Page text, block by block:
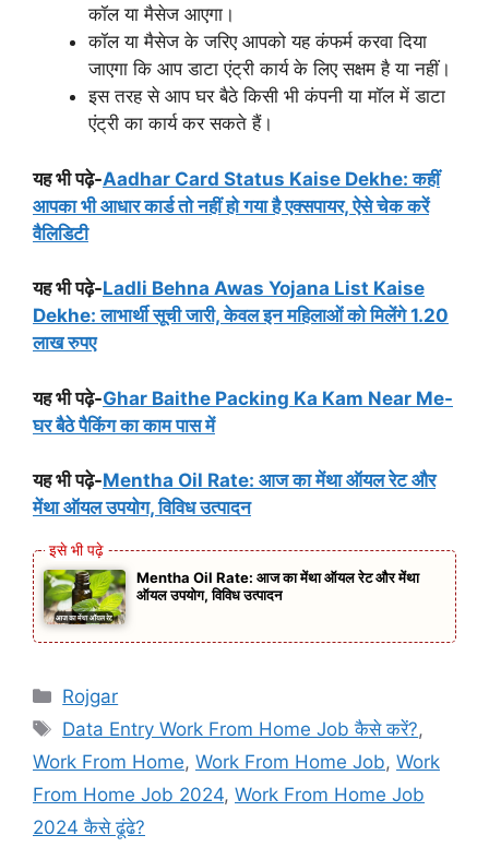
कॉल या मैसेज आएगा।
कॉल या मैसेज के जरिए आपको यह कंफर्म करवा दिया
जाएगा कि आप डाटा एंट्री कार्य के लिए सक्षम है या नहीं।
इस तरह से आप घर बैठे किसी भी कंपनी या मॉल में डाटा
एंट्री का कार्य कर सकते हैं।
यह भी पढ़े-Aadhar Card Status Kaise Dekhe: कहीं
आपका भी आधार कार्ड तो नहीं हो गया है एक्‍सपायर, ऐसे चेक करें
वैलिडिटी
यह भी पढ़े-Ladli Behna Awas Yojana List Kaise
Dekhe: लाभार्थी सूची जारी, केवल इन महिलाओं को मिलेंगे 1.20
लाख रुपए
यह भी पढ़े-Ghar Baithe Packing Ka Kam Near Me-
घर बैठे पैकिंग का काम पास में
यह भी पढ़े-Mentha Oil Rate: आज का मेंथा ऑयल रेट और
मेंथा ऑयल उपयोग, विविध उत्पादन
Mentha Oil Rate: आज का मेंथा ऑयल रेट और मेंथा
ऑयल उपयोग, विविध उत्पादन
Categories
Rojgar
Tags
Data Entry Work From Home Job कैसे करें?,
Work From Home, Work From Home Job, Work
From Home Job 2024, Work From Home Job
2024 कैसे ढूंढे?